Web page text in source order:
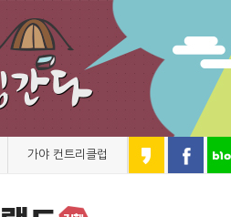
가야 컨트리클럽